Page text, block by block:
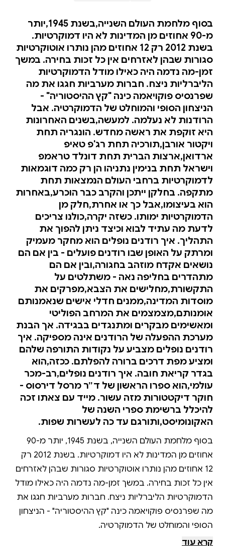
בסוף מלחמת העולם השנייה,בשנת 1945,יותר
מ-90 אחוזים מן המדינות לא היו דמוקרטיות.
בשנת 2012 רק 12 אחוזים מהן נותרו אוטוקרטיות
סגורות שבהן לאזרחים אין כל זכות בחירה. במשך
זמן-מה נדמה היה כאילו מודל הדמוקרטיות
הליברליות ניצח. חברות מערביות חגגו את מה
שפרנסיס פוקויאמה כינה "קץ ההיסטוריה" -
הניצחון הסופי והמוחלט של הדמוקרטיה. אבל
הרודנות לא נעלמה. למעשה,בשנים האחרונות
היא זוקפת את ראשה מחדש. הונגריה תחת
ויקטור אורבן,תורכיה תחת רג'פ טאיפ
ארדואן,ארצות הברית תחת דונלד טראמפ
וישראל תחת בנימין נתניהו הן רק כמה דוגמאות
לדמוקרטיות ברחבי העולם הנמצאות תחת
מתקפה. בחלקן ייתכן והקרב כבר הוכרע,באחרות
הוא בעיצומו,אבל כך או אחרת,חלק מן
הדמוקרטיות ימותו. כשזה יקרה,כולנו צריכים
לדעת מה עתיד לבוא וכיצד ניתן להפוך את
התהליך. איך רודנים נופלים הוא מחקר מעמיק
ומרתק על האופן שבו רודנים פועלים - בין אם הם
נושאים אקדח מוזהב בחגורה,ובין אם הם
מתהדרים בחליפה נאה - משתלטים על
התקשורת,מחלישים את הצבא,מפרקים את
מוסדות המדינה,ממנים חדלי אישים שנאמנותם
אומנותם,מצמצמים את המרחב הפוליטי
ומאשימים מבקרים ומתנגדים בבגידה. אך הבנת
מערכת ההפעלה של הרודנים אינה מספיקה. איך
רודנים נופלים מצביע על נקודות התורפה שלהם
ומציע מפת דרכים ברורה להפלתם. ככזה,הוא
בגדר קריאת חובה. איך רודנים נופלים,רב-מכר
עולמי,הוא ספרו הראשון של ד״ר מרסל דירסוס -
חוקר דיקטטורות מזה עשור. מייד עם צאתו זכה
להיכלל ברשימת ספרי השנה של
האקונומיסט,ותורגם עד כה לעשרות שפות.
בסוף מלחמת העולם השנייה, בשנת 1945, יותר מ-90
אחוזים מן המדינות לא היו דמוקרטיות. בשנת 2012 רק
12 אחוזים מהן נותרו אוטוקרטיות סגורות שבהן לאזרחים
אין כל זכות בחירה. במשך זמן-מה נדמה היה כאילו מודל
הדמוקרטיות הליברליות ניצח. חברות מערביות חגגו את
מה שפרנסיס פוקויאמה כינה "קץ ההיסטוריה" - הניצחון
קרא עוד